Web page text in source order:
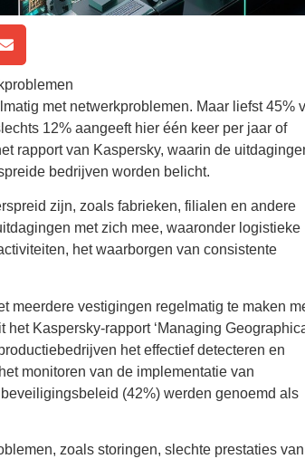
met netwerkproblemen. Maar liefst 45%
12% aangeeft hier één keer per jaar of
rapport van Kaspersky, waarin de
bedrijven worden belicht.
zijn, zoals fabrieken, filialen en andere
met zich mee, waaronder logistieke
het waarborgen van consistente
meerdere vestigingen regelmatig te maken
Kaspersky-rapport ‘Managing
het effectief detecteren en
monitoren van de implementatie van
(42%) werden genoemd als
zoals storingen, slechte prestaties van